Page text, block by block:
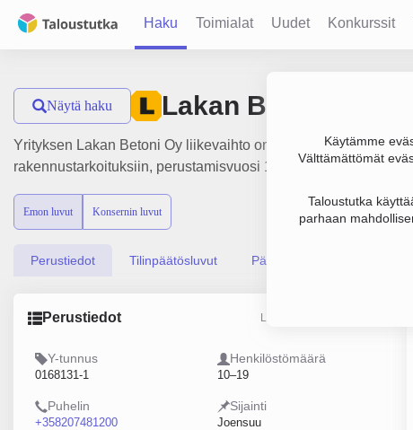
Haku Toimialat Uudet Konkurssit
Käytämme
Välttämättömät
Taloustutka
parhaan
Näytä haku Lakan Betoni Oy
Yrityksen Lakan Betoni Oy liikevaihto on 1.5 milj. €, tulos 24
rakennustarkoituksiin, perustamisvuosi 1978 ja sijainti
Emon luvut Konsernin luvut
Perustiedot Tilinpäätösluvut Päättäjätiedot
Perustiedot Lähde: YTJ, PRH, Traficom
Y-tunnus
0168131-1
Henkilöstömäärä
10–19
Puhelin
+358207481200
Sijainti
Joensuu